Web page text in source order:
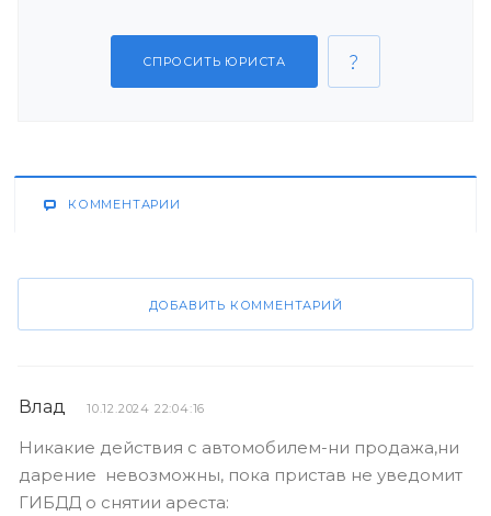
СПРОСИТЬ ЮРИСТА
КОММЕНТАРИИ
ДОБАВИТЬ КОММЕНТАРИЙ
Влад 10.12.2024 22:04:16
Никакие действия с автомобилем-ни продажа,ни
дарение невозможны, пока пристав не уведомит
ГИБДД о снятии ареста: